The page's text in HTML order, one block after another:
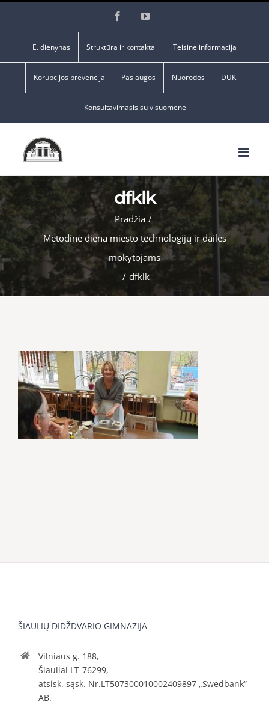
FacebookYouTube
E. dienynas Struktūra ir kontaktai Teisinė informacija
Korupcijos prevencija Paslaugos Nuorodos DUK
Konsultavimasis su visuomene
dfklk
Pradžia /
Metodinė diena miesto technologijų ir dailės
mokytojams
/ dfklk
ŠIAULIŲ DIDŽDVARIO GIMNAZIJA
Vilniaus g. 188,
Šiauliai LT-76299,
atsisk. sąsk. Nr.LT507300010002409897 „Swedbank“
AB.